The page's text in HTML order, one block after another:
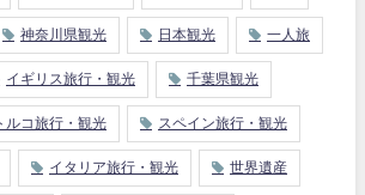
神奈川県観光 日本観光 一人旅
イギリス旅行・観光 千葉県観光
ルコ旅行・観光 スペイン旅行・観光
イタリア旅行・観光 世界遺産